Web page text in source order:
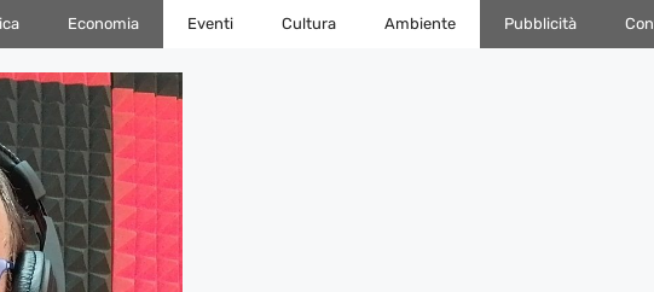
Economia Eventi Cultura Ambiente Pubblicità